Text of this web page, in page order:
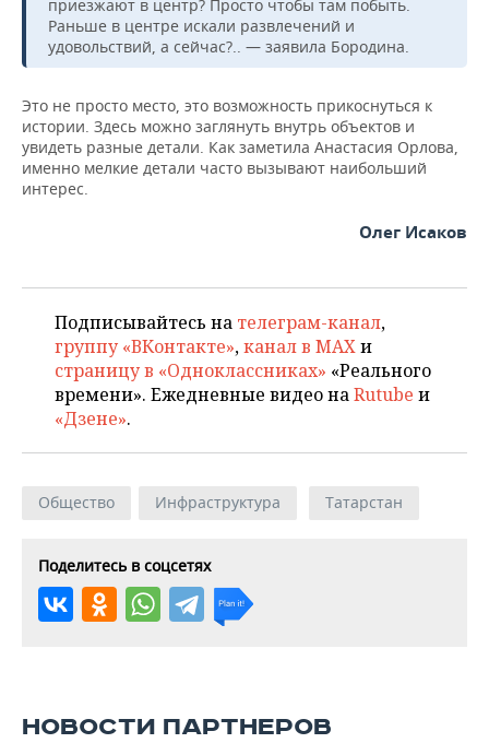
приезжают в центр? Просто чтобы там побыть.
Раньше в центре искали развлечений и
удовольствий, а сейчас?.. — заявила Бородина.
Это не просто место, это возможность прикоснуться к
истории. Здесь можно заглянуть внутрь объектов и
увидеть разные детали. Как заметила Анастасия Орлова,
именно мелкие детали часто вызывают наибольший
интерес.
Олег Исаков
Подписывайтесь на телеграм-канал,
группу «ВКонтакте»,канал в MAXи
страницу в «Одноклассниках» «Реального
времени». Ежедневные видео наRutube и
«Дзене».
Общество Инфраструктура Татарстан
Поделитесь в соцсетях
НОВОСТИ ПАРТНЕРОВ